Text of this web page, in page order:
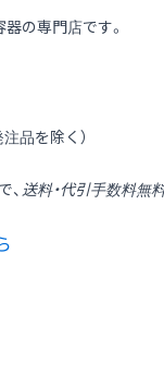
の専門店です。
注品を除く）
で、 送料・代引手数料無